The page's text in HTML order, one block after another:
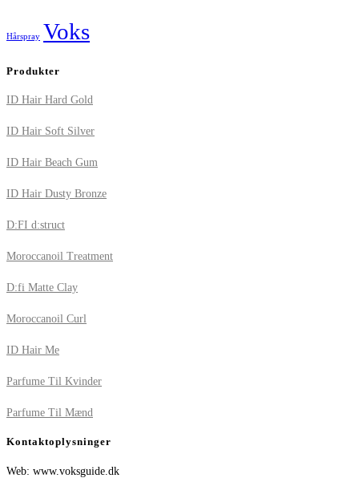
Hårspray Voks
Produkter
ID Hair Hard Gold
ID Hair Soft Silver
ID Hair Beach Gum
ID Hair Dusty Bronze
D:FI d:struct
Moroccanoil Treatment
D:fi Matte Clay
Moroccanoil Curl
ID Hair Me
Parfume Til Kvinder
Parfume Til Mænd
Kontaktoplysninger
Web: www.voksguide.dk